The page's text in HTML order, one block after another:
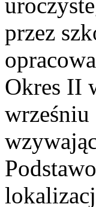
przez
Okres II
wrześniu